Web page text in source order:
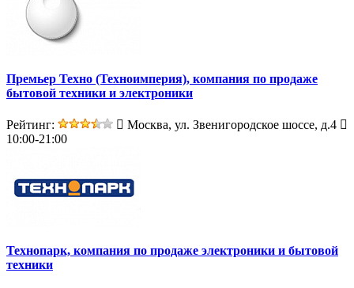
Премьер Техно (Техноимперия), компания по продаже
бытовой техники и электроники
Рейтинг:
Москва, ул. Звенигородское шоссе, д.4
10:00-21:00
Технопарк, компания по продаже электроники и бытовой
техники